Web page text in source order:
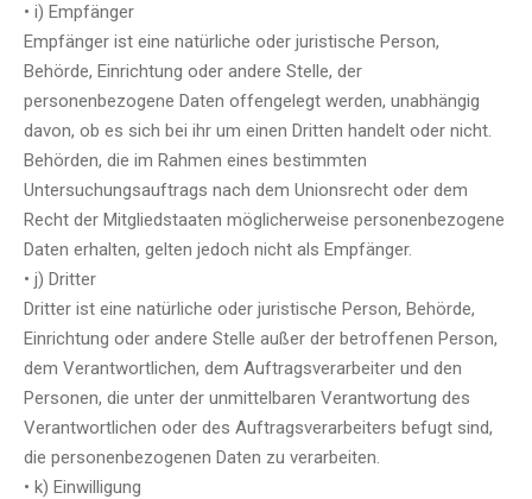
• i) Empfänger
Empfänger ist eine natürliche oder juristische Person,
Behörde, Einrichtung oder andere Stelle, der
personenbezogene Daten offengelegt werden, unabhängig
davon, ob es sich bei ihr um einen Dritten handelt oder nicht.
Behörden, die im Rahmen eines bestimmten
Untersuchungsauftrags nach dem Unionsrecht oder dem
Recht der Mitgliedstaaten möglicherweise personenbezogene
Daten erhalten, gelten jedoch nicht als Empfänger.
• j) Dritter
Dritter ist eine natürliche oder juristische Person, Behörde,
Einrichtung oder andere Stelle außer der betroffenen Person,
dem Verantwortlichen, dem Auftragsverarbeiter und den
Personen, die unter der unmittelbaren Verantwortung des
Verantwortlichen oder des Auftragsverarbeiters befugt sind,
die personenbezogenen Daten zu verarbeiten.
• k) Einwilligung